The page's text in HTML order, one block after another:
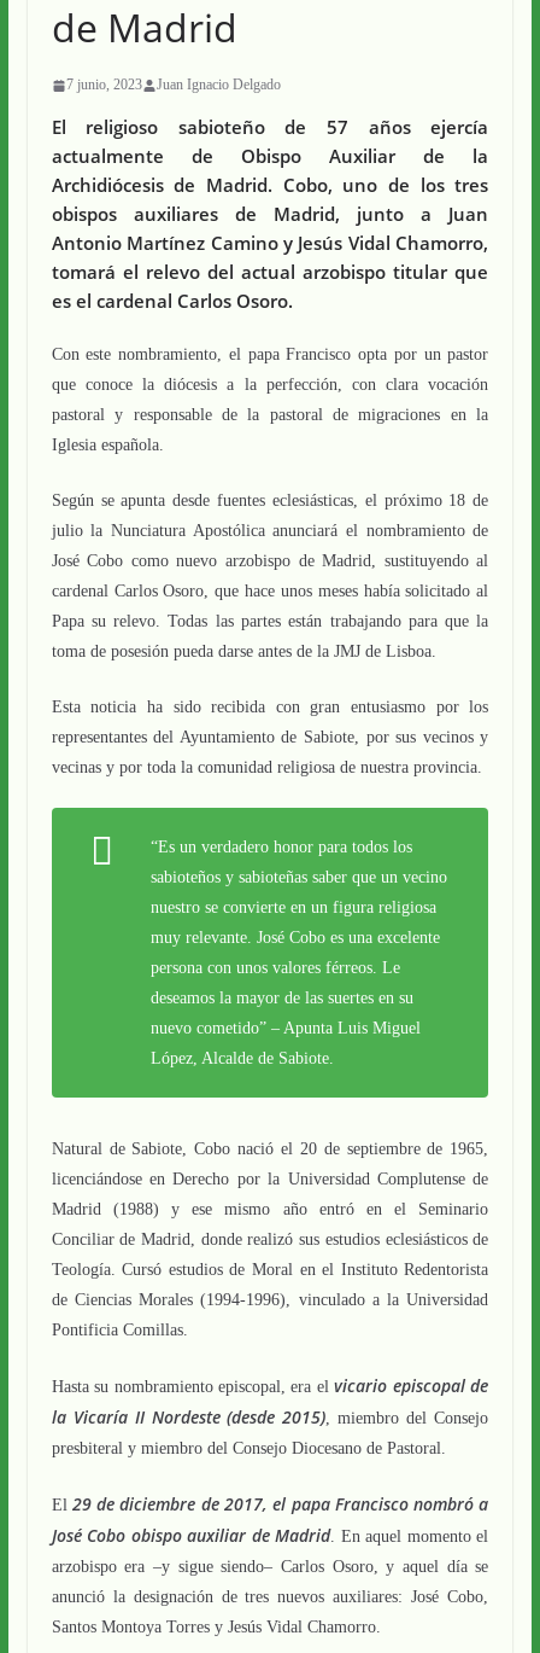
de Madrid
7 junio, 2023 Juan Ignacio Delgado
El religioso sabioteño de 57 años ejercía
actualmente de Obispo Auxiliar de la
Archidiócesis de Madrid. Cobo, uno de los tres
obispos auxiliares de Madrid, junto a Juan
Antonio Martínez Camino y Jesús Vidal Chamorro,
tomará el relevo del actual arzobispo titular que
es el cardenal Carlos Osoro.
Con este nombramiento, el papa Francisco opta por un pastor
que conoce la diócesis a la perfección, con clara vocación
pastoral y responsable de la pastoral de migraciones en la
Iglesia española.
Según se apunta desde fuentes eclesiásticas, el próximo 18 de
julio la Nunciatura Apostólica anunciará el nombramiento de
José Cobo como nuevo arzobispo de Madrid, sustituyendo al
cardenal Carlos Osoro, que hace unos meses había solicitado al
Papa su relevo. Todas las partes están trabajando para que la
toma de posesión pueda darse antes de la JMJ de Lisboa.
Esta noticia ha sido recibida con gran entusiasmo por los
representantes del Ayuntamiento de Sabiote, por sus vecinos y
vecinas y por toda la comunidad religiosa de nuestra provincia.
“Es un verdadero honor para todos los
sabioteños y sabioteñas saber que un vecino
nuestro se convierte en un figura religiosa
muy relevante. José Cobo es una excelente
persona con unos valores férreos. Le
deseamos la mayor de las suertes en su
nuevo cometido”– Apunta Luis Miguel
López, Alcalde de Sabiote.
Natural de Sabiote, Cobo nació el 20 de septiembre de 1965,
licenciándose en Derecho por la Universidad Complutense de
Madrid (1988) y ese mismo año entró en el Seminario
Conciliar de Madrid, donde realizó sus estudios eclesiásticos de
Teología. Cursó estudios de Moral en el Instituto Redentorista
de Ciencias Morales (1994-1996), vinculado a la Universidad
Pontificia Comillas.
Hasta su nombramiento episcopal, era elvicario episcopal de
la Vicaría II Nordeste (desde 2015), miembro del Consejo
presbiteral y miembro del Consejo Diocesano de Pastoral.
El 29 de diciembre de 2017, el papa Francisco nombró a
José Cobo obispo auxiliar de Madrid. En aquel momento el
arzobispo era –y sigue siendo– Carlos Osoro, y aquel día se
anunció la designación de tres nuevos auxiliares: José Cobo,
Santos Montoya Torres y Jesús Vidal Chamorro.